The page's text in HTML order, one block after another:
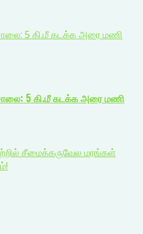
5 கி.மீ கடக்க அரை மணி
5 கி.மீ கடக்க அரை மணி
சீமைக்கருவேல மரங்கள்